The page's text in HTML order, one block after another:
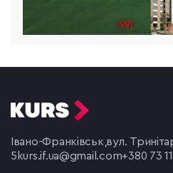
Івано-Франківськ,вул.
5 kurs.if.ua@gmail.com+380 73